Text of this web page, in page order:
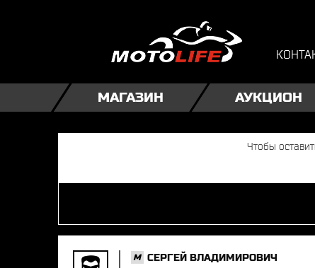
МАГАЗИН АУКЦИОН
M СЕРГЕЙ ВЛАДИМИРОВИЧ